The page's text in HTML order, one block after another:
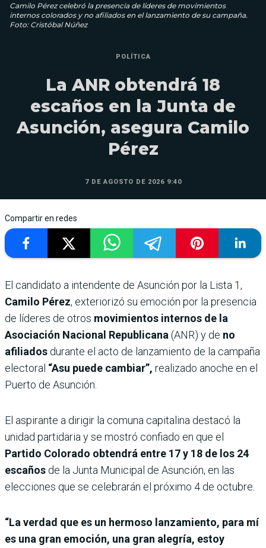
Camilo Pérez celebró la presencia de líderes de movimientos
internos colorados y no afiliados en el lanzamiento de su campaña.
Foto: Cristóbal Núñez
POLÍTICA
La ANR obtendrá 18
escaños en la Junta de
Asunción, asegura Camilo
Pérez
7 DE AGOSTO DE 2026 9:40
Compartir en redes
El candidato a intendente de Asunción por la Lista 1,
Camilo Pérez, exteriorizó su emoción por la presencia
de líderes de otros movimientos internos de la
Asociación Nacional Republicana (ANR) y de no
afiliados durante el acto de lanzamiento de la campaña
electoral “Asu puede cambiar”, realizado anoche en el
Puerto de Asunción.
El aspirante a dirigir la comuna capitalina destacó la
unidad partidaria y se mostró confiado en que el
Partido Colorado obtendrá entre 17 y 18 de los 24
escaños de la Junta Municipal de Asunción, en las
elecciones que se celebrarán el próximo 4 de octubre.
“La verdad que es un hermoso lanzamiento, para mí
es una gran emoción, una gran alegría, estoy